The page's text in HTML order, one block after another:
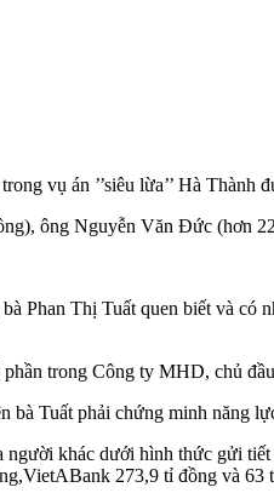
vụ án ’’siêu lừa’’ Hà
ông Nguyễn Văn Đức (hơn
Phan Thị Tuất quen biết và
trong Công ty MHD, chủ
bà Tuất phải chứng minh
khác dưới hình thức gửi
273,9 tỉ đồng và 63